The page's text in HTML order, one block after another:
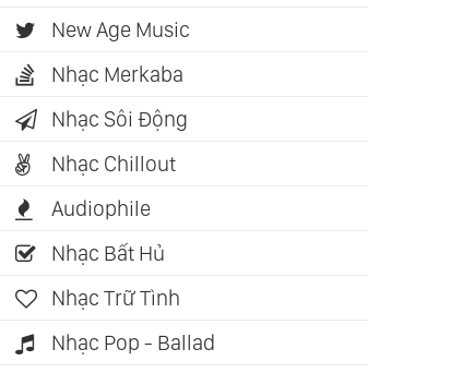
New Age Music
Nhạc Merkaba
Nhạc Sôi Động
Nhạc Chillout
Audiophile
Nhạc Bất Hủ
Nhạc Trữ Tình
Nhạc Pop - Ballad